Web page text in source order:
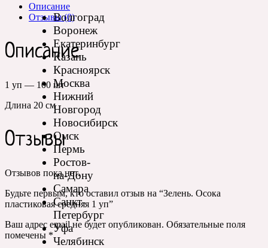
Волгоград
Воронеж
Екатеринбург
Казань
Красноярск
Москва
Нижний
Новгород
Новосибирск
Омск
Пермь
Ростов-
на-Дону
Самара
Санкт-
Петербург
Уфа
Челябинск
Описание
Отзывы (0)
Описание
1 уп — 100 шт
Длина 20 см
Отзывы
Отзывов пока нет.
Будьте первым, кто оставил отзыв на “Зелень. Осока
пластиковая средняя 1 уп”
Ваш адрес email не будет опубликован. Обязательные поля
помечены *